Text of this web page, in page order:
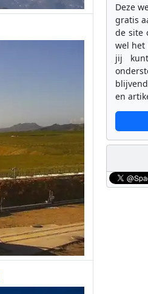
Deze
gratis
de site
wel het
jij
en